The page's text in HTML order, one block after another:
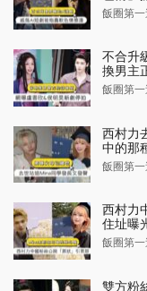
飯圈第
不合升
換男主
飯圈第
西村力
中的那
飯圈第
西村力
住址曝
飯圈第
雙方粉